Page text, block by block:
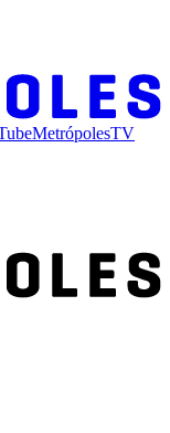
MetrópolesTV